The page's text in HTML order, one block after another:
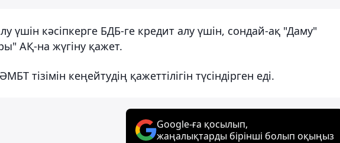
үшін кәсіпкерге БДБ-ге кредит алу үшін, сондай-ақ "Даму"
АҚ-на жүгіну қажет.
тізімін кеңейтудің қажеттілігін түсіндірген еді.
Google-ға қосылып,
жаңалықтарды бірінші болып оқыңыз